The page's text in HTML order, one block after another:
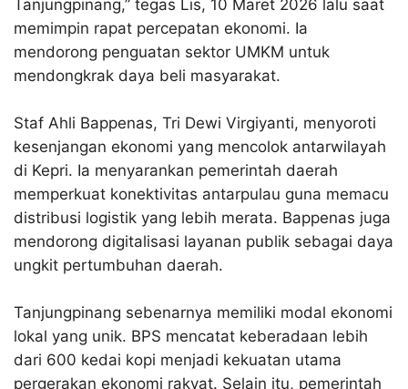
Tanjungpinang,” tegas Lis, 10 Maret 2026 lalu saat
memimpin rapat percepatan ekonomi. Ia
mendorong penguatan sektor UMKM untuk
mendongkrak daya beli masyarakat.
Staf Ahli Bappenas, Tri Dewi Virgiyanti, menyoroti
kesenjangan ekonomi yang mencolok antarwilayah
di Kepri. Ia menyarankan pemerintah daerah
memperkuat konektivitas antarpulau guna memacu
distribusi logistik yang lebih merata. Bappenas juga
mendorong digitalisasi layanan publik sebagai daya
ungkit pertumbuhan daerah.
Tanjungpinang sebenarnya memiliki modal ekonomi
lokal yang unik. BPS mencatat keberadaan lebih
dari 600 kedai kopi menjadi kekuatan utama
pergerakan ekonomi rakyat. Selain itu, pemerintah